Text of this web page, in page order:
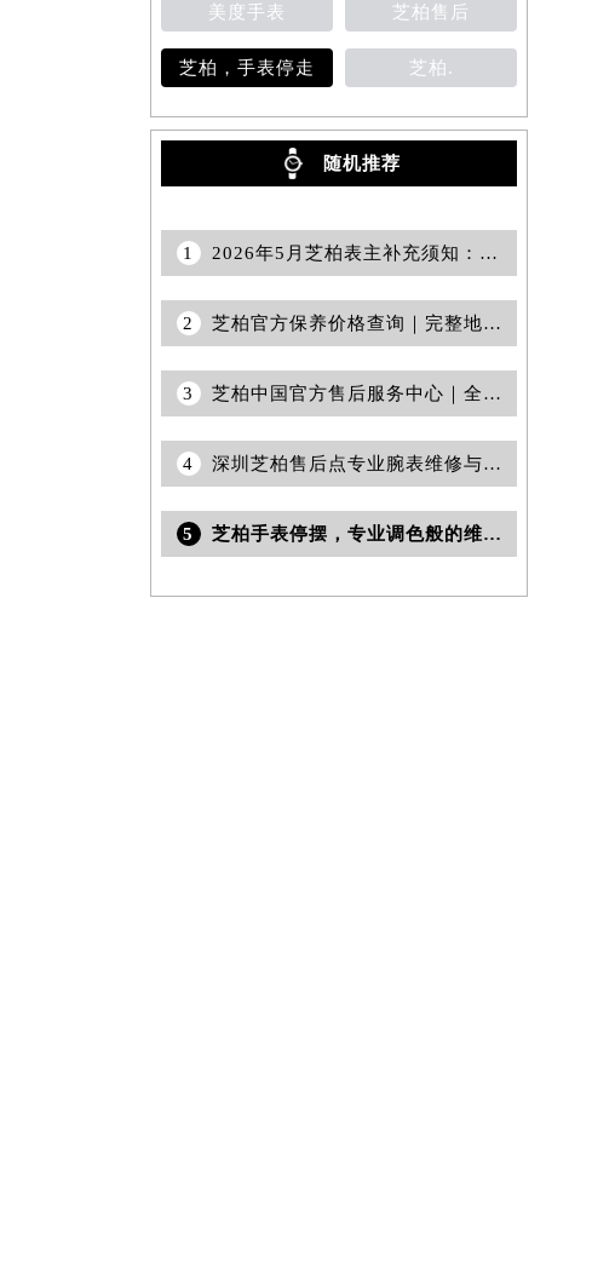
美度手表 芝柏售后
芝柏，手表停走 芝柏.
随机推荐
1 2026年5月芝柏表主补充须知：官方售后网点迁移与新设
2 芝柏官方保养价格查询｜完整地址与客服热线权威信息公告（2026年6月最新）
3 芝柏中国官方售后服务中心｜全新维修地址和售后服务电话权威信息通知（2026年6月最新）
4 深圳芝柏售后点专业腕表维修与保养服务权威公示（2026年7月最新）
5 芝柏手表停摆，专业调色般的维修之道